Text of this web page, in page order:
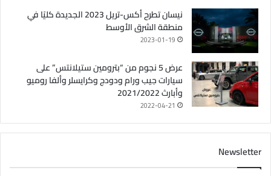
نيسان تطرح أكس-تريل 2023 الجديدة كليًا في
منطقة الشرق الأوسط
2023-01-19
عرض 5 نجوم من “بترومين ستيلانتس” على
سيارات جيب ورام ودودج وكرايسلر وألفا روميو
وأبارث 2021/2022
2022-04-21
Newsletter